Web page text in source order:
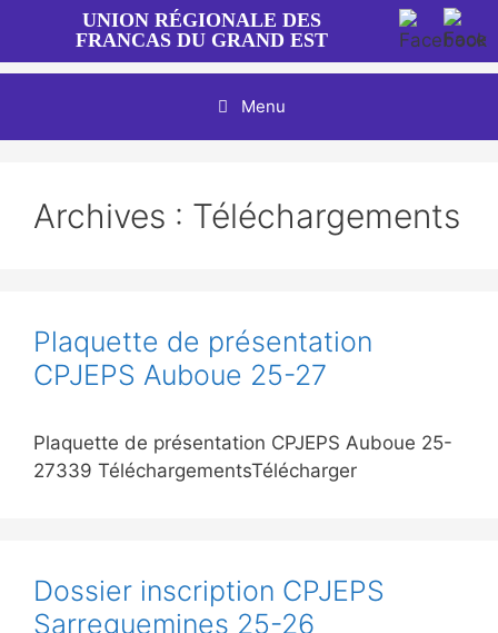
contenu
UNION RÉGIONALE DES
FRANCAS DU GRAND EST
Menu
Archives : Téléchargements
Plaquette de présentation
CPJEPS Auboue 25-27
Plaquette de présentation CPJEPS Auboue 25-
27339 TéléchargementsTélécharger
Dossier inscription CPJEPS
Sarreguemines 25-26